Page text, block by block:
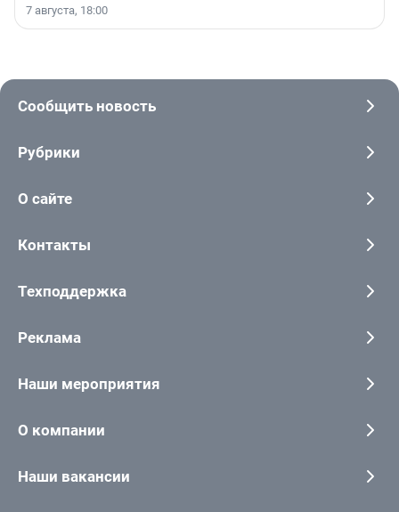
7 августа, 18:00
Сообщить новость
Рубрики
О сайте
Контакты
Техподдержка
Реклама
Наши мероприятия
О компании
Наши вакансии